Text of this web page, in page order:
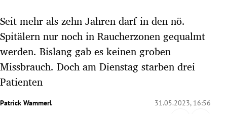
Untermenü
Untermenü
Untermenü
Untermenü
Seit mehr als zehn Jahren darf in den nö.
Spitälern nur noch in Raucherzonen gequalmt
werden. Bislang gab es keinen groben
Missbrauch. Doch am Dienstag starben drei
Patienten
Patrick Wammerl 31.05.2023, 16:56